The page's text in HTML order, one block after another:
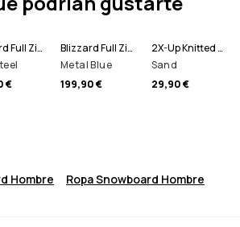
Blizzard Full Zip Chaqueta Snowboard Hombre
€
Blizzard Full Zip Chaqueta Esquí Hombre
Metal Blue
199,90 €
2X-Up Knitted Pasamontañas
Sand
29,90 €
Hombre Ropa Snowboard Hombre